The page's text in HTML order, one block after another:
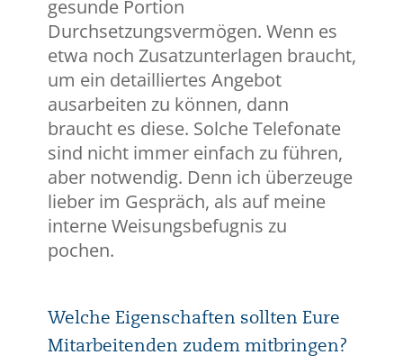
gesunde Portion
Durchsetzungsvermögen. Wenn es
etwa noch Zusatzunterlagen braucht,
um ein detailliertes Angebot
ausarbeiten zu können, dann
braucht es diese. Solche Telefonate
sind nicht immer einfach zu führen,
aber notwendig. Denn ich überzeuge
lieber im Gespräch, als auf meine
interne Weisungsbefugnis zu
pochen.
Welche Eigenschaften sollten Eure
Mitarbeitenden zudem mitbringen?